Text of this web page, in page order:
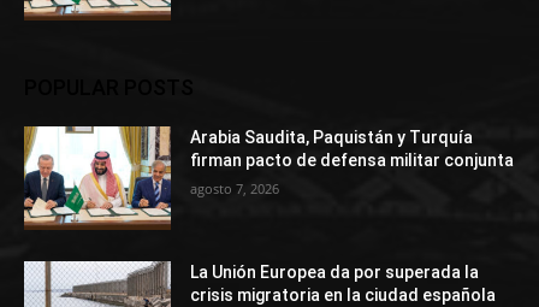
Arabia Saudita, Paquistán y Turquía
firman pacto de defensa militar conjunta
agosto 7, 2026
La Unión Europea da por superada la
crisis migratoria en la ciudad española